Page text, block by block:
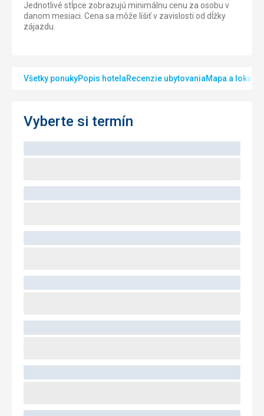
Jednotlivé stĺpce zobrazujú minimálnu cenu za osobu v
danom mesiaci. Cena sa môže líšiť v zavislosti od dĺžky
zájazdu.
Všetky ponukyPopis hotelaRecenzie ubytovaniaMapa a lokalita
Vyberte si termín